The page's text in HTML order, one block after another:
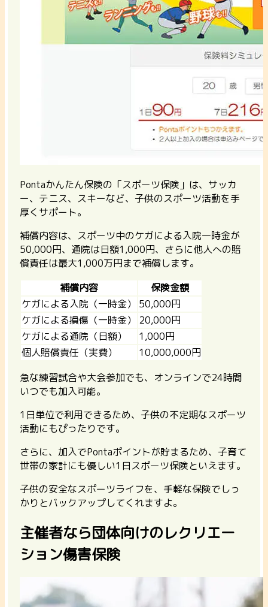
Pontaかんたん保険の「スポーツ保険」は、サッカ
ー、テニス、スキーなど、子供のスポーツ活動を手
厚くサポート。
補償内容は、スポーツ中のケガによる入院一時金が
50,000円、通院は日額1,000円、さらに他人への賠
償責任は最大1,000万円まで補償します。
補償内容
保険金額
ケガによる入院（一時金）
50,000円
ケガによる損傷（一時金）
20,000円
ケガによる通院（日額）
1,000円
個人賠償責任（実費）
10,000,000円
急な練習試合や大会参加でも、オンラインで24時間
いつでも加入可能。
1日単位で利用できるため、子供の不定期なスポーツ
活動にもぴったりです。
さらに、加入でPontaポイントが貯まるため、子育て
世帯の家計にも優しい1日スポーツ保険といえます。
子供の安全なスポーツライフを、手軽な保険でしっ
かりとバックアップしてくれますよ。
主催者なら団体向けのレクリエー
ション傷害保険